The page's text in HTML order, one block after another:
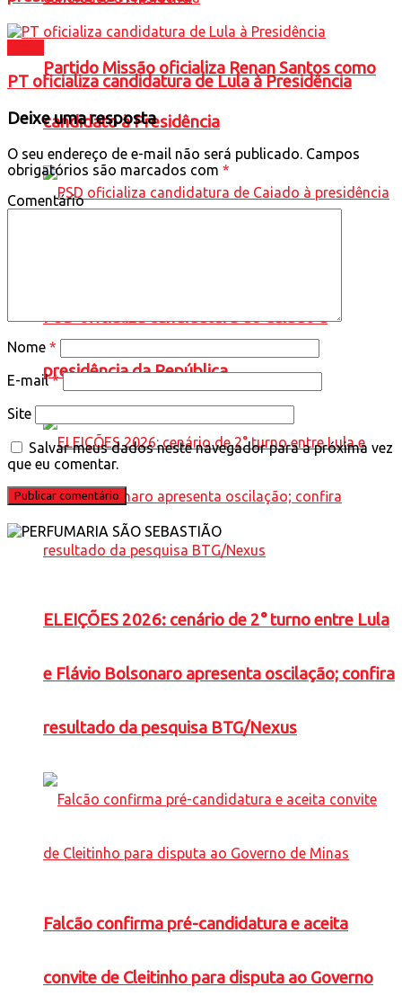
Partido Missão oficializa Renan Santos como
candidato à Presidência
PSD oficializa candidatura de Caiado à
presidência da República
ELEIÇÕES 2026: cenário de 2° turno entre Lula
e Flávio Bolsonaro apresenta oscilação; confira
resultado da pesquisa BTG/Nexus
Falcão confirma pré-candidatura e aceita
convite de Cleitinho para disputa ao Governo
PT oficializa candidatura de Lula à Presidência
Deixe uma resposta
O seu endereço de e-mail não será publicado. Campos
obrigatórios são marcados com *
Comentário
Nome *
E-mail*
Site
Salvar meus dados neste navegador para a próxima vez
que eu comentar.